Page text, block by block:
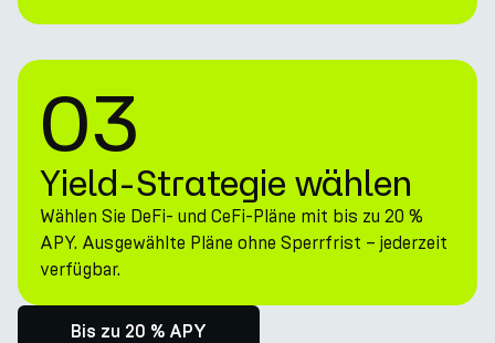
03
Yield-Strategie wählen
Wählen Sie DeFi- und CeFi-Pläne mit bis zu 20 %
APY. Ausgewählte Pläne ohne Sperrfrist – jederzeit
verfügbar.
Bis zu 20 % APY